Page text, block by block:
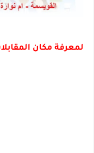
لمعرفة مكان